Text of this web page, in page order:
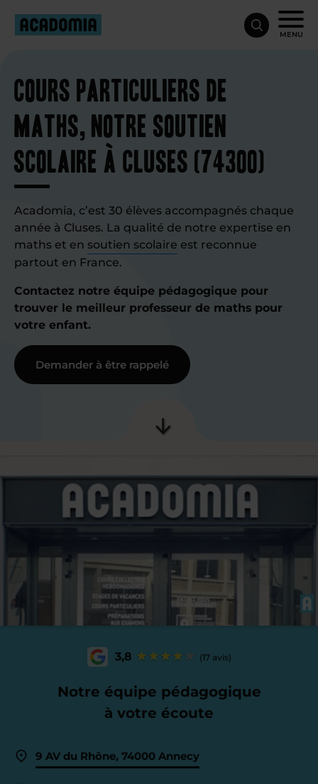
MENU
Cours particuliers de
maths, notre soutien
scolaire à Cluses (74300)
Acadomia, c’est 30 élèves accompagnés chaque
année à Cluses. La qualité de notre expertise en
maths et en soutien scolaire est reconnue
partout en France.
Contactez notre équipe pédagogique pour
trouver le meilleur professeur de maths pour
votre enfant.
Demander à être rappelé
3,8 (17 avis)
Notre équipe pédagogique
à votre écoute
9 AV du Rhône, 74000 Annecy